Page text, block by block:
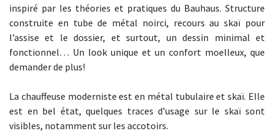
inspiré par les théories et pratiques du Bauhaus. Structure
construite en tube de métal noirci, recours au skaï pour
l’assise et le dossier, et surtout, un dessin minimal et
fonctionnel… Un look unique et un confort moelleux, que
demander de plus!
La chauffeuse moderniste est en métal tubulaire et skaï. Elle
est en bel état, quelques traces d’usage sur le skaï sont
visibles, notamment sur les accotoirs.